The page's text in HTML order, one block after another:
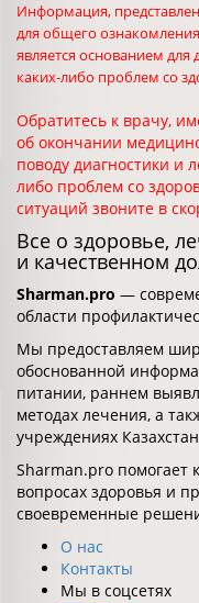
Информация,
для общего
является основанием для
каких-либо проблем со
Обратитесь к врачу,
об окончании
поводу диагностики и
либо проблем со
ситуаций звоните в
Все о здоровье,
и качественном
Sharman.pro —
области
Мы предоставляем
обоснованной
питании, раннем
методах лечения, а
учреждениях
Sharman.pro помогает
вопросах здоровья и
своевременные
О нас
Контакты
Мы в соцсетях